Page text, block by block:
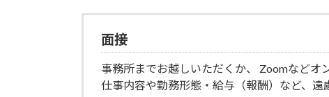
面接
事務所までお越しいただくか、 Zoomなどオ
仕事内容や勤務形態・給与（報酬）など、遠